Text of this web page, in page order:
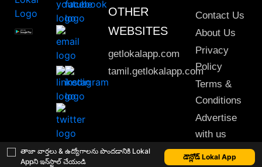
తాజా వార్తలు & ఉద్యోగాలను పొందడానికి Lokal
Appని ఇన్‌స్టాల్ చేయండి
డౌన్లోడ్ Lokal App
OTHER
WEBSITES
getlokalapp.com
tamil.getlokalapp.com
Contact Us
About Us
Privacy
Policy
Terms &
Conditions
Advertise
with us
Sitemap
This material may not be published, transmitted, rewritten or redistributed. © 2020 Lokal App. All rights reserved.